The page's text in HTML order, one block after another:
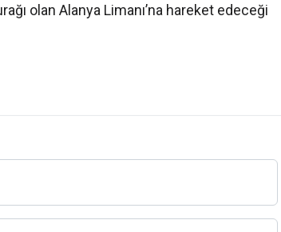
olan Alanya Limanı’na hareket edeceği